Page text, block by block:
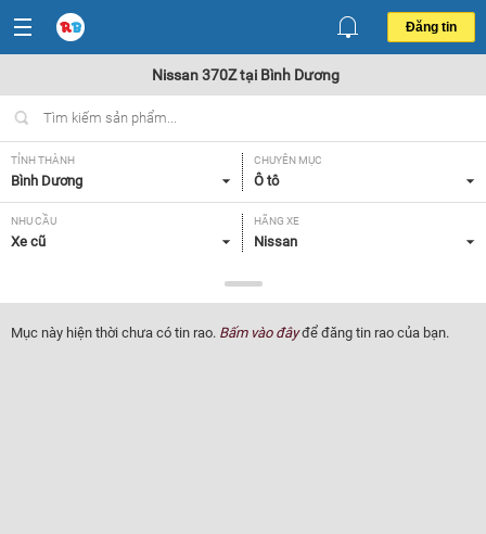
Đăng tin
Nissan 370Z tại Bình Dương
TỈNH THÀNH
Bình Dương
CHUYÊN MỤC
Ô tô
NHU CẦU
Xe cũ
HÃNG XE
Nissan
370Z
NĂM SẢN XUẤT
Tất cả
GIÁ XE XUẤT XỨ
Mục này hiện thời chưa có tin rao. Bấm vào đâyđể đăng tin rao của bạn.